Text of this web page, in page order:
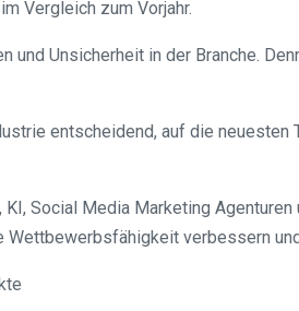
Vergleich zum Vorjahr.
Unsicherheit in der Branche.
entscheidend, auf die neuesten
Social Media Marketing
verbessern